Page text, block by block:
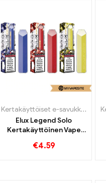
Kertakäyttöiset e-savukkeet
Elux Legend Solo
Kertakäyttöinen Vape
€4.59